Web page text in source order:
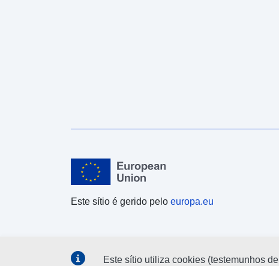
Este sítio é gerido pelo europa.eu
Este sítio utiliza cookies (testemunhos